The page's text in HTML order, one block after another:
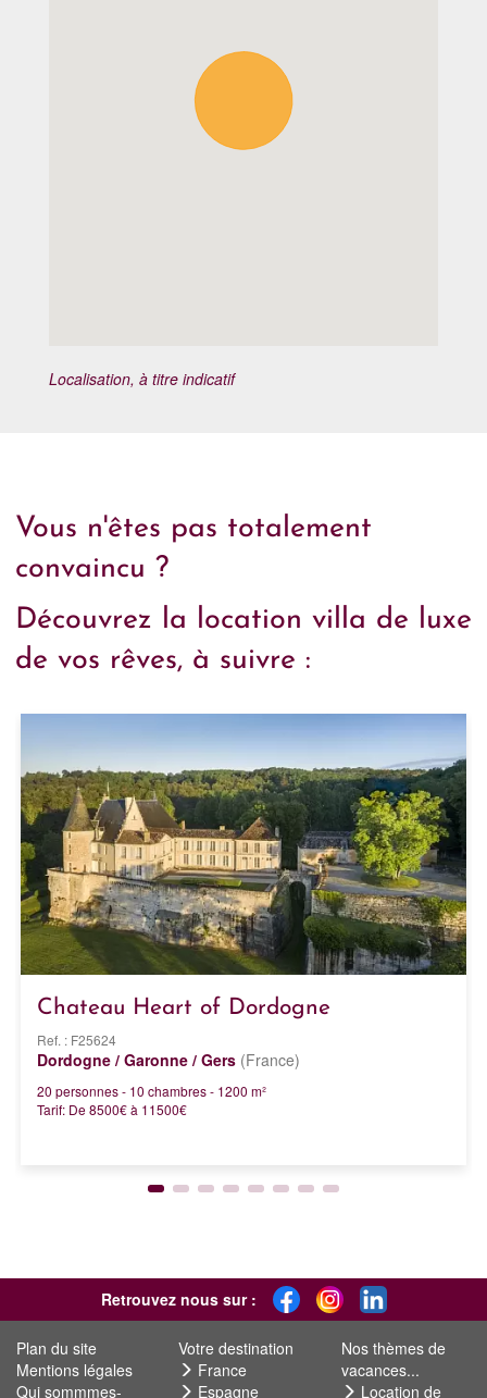
Localisation, à titre indicatif
Vous n'êtes pas totalement
convaincu ?
Découvrez la location villa de luxe
de vos rêves, à suivre :
Chateau Heart of Dordogne
Ref. : F25624
Dordogne / Garonne / Gers (France)
20 personnes - 10 chambres - 1200 m²
Tarif: De 8500€ à 11500€
Retrouvez nous sur :
Plan du site
Mentions légales
Qui sommmes-
Votre destination
France
Espagne
Nos thèmes de
vacances...
Location de